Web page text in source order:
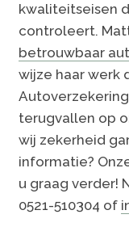
kwaliteitseisen
controleert.
betrouwbaar
wijze haar werk
terugvallen op
wij zekerheid
informatie?
u graag verder!
0521-510304 of